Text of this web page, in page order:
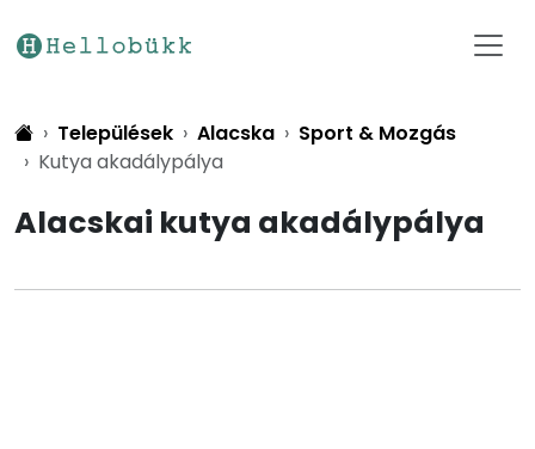
Települések Alacska
Sport & Mozgás
Kutya akadálypálya
Alacskai kutya akadálypálya